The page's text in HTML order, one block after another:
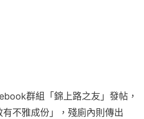
群組「錦上路之友」發帖，
不雅成份」，殘廁內則傳出